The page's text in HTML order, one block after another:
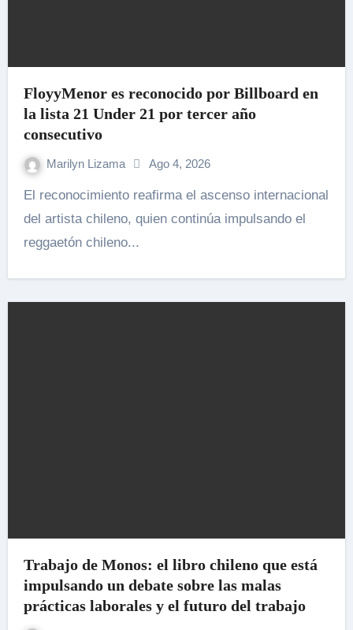
FloyyMenor es reconocido por Billboard en
la lista 21 Under 21 por tercer año
consecutivo
Marilyn Lizama Ago 4, 2026
El reconocimiento reafirma el ascenso internacional
del artista chileno, quien continúa impulsando el
reggaetón chileno...
Trabajo de Monos: el libro chileno que está
impulsando un debate sobre las malas
prácticas laborales y el futuro del trabajo